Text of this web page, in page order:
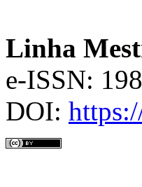
Linha
e-ISSN:
DOI: